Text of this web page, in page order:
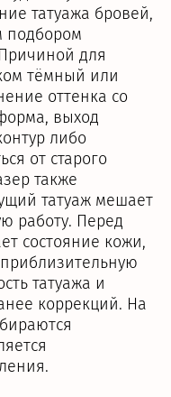
татуажа бровей,
подбором
для
тёмный или
оттенка со
выход
либо
от старого
также
татуаж мешает
работу. Перед
состояние кожи,
татуажа и
коррекций. На